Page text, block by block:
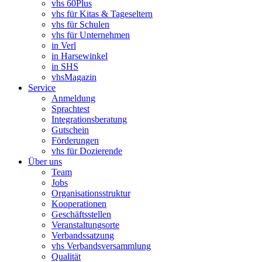
vhs 60Plus
vhs für Kitas & Tageseltern
vhs für Schulen
vhs für Unternehmen
in Verl
in Harsewinkel
in SHS
vhsMagazin
Service
Anmeldung
Sprachtest
Integrationsberatung
Gutschein
Förderungen
vhs für Dozierende
Über uns
Team
Jobs
Organisationsstruktur
Kooperationen
Geschäftsstellen
Veranstaltungsorte
Verbandssatzung
vhs Verbandsversammlung
Qualität